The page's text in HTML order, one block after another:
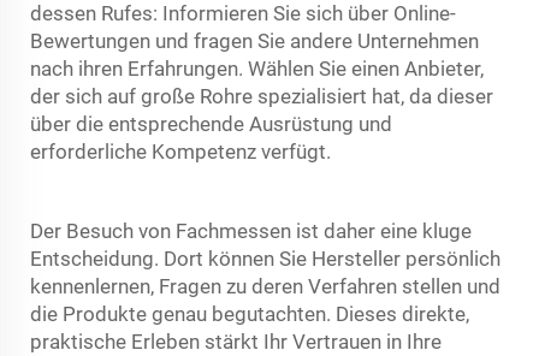
dessen Rufes: Informieren Sie sich über Online-
Bewertungen und fragen Sie andere Unternehmen
nach ihren Erfahrungen. Wählen Sie einen Anbieter,
der sich auf große Rohre spezialisiert hat, da dieser
über die entsprechende Ausrüstung und
erforderliche Kompetenz verfügt.
Der Besuch von Fachmessen ist daher eine kluge
Entscheidung. Dort können Sie Hersteller persönlich
kennenlernen, Fragen zu deren Verfahren stellen und
die Produkte genau begutachten. Dieses direkte,
praktische Erleben stärkt Ihr Vertrauen in Ihre